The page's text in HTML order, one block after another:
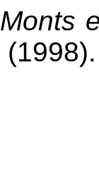
Monts
(1998).